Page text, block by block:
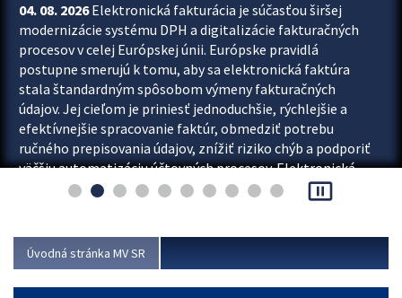
04. 08. 2026Elektronická fakturácia je súčasťou širšej
modernizácie systému DPH a digitalizácie fakturačných
procesov v celej Európskej únii. Európske pravidlá
postupne smerujú k tomu, aby sa elektronická faktúra
stala štandardným spôsobom výmeny fakturačných
údajov. Jej cieľom je priniesť jednoduchšie, rýchlejšie a
efektívnejšie spracovanie faktúr, obmedziť potrebu
ručného prepisovania údajov, znížiť riziko chýb a podporiť
väčšiu automatizáciu účtovných procesov. Elektronická
fakturácia preto nepredstavuje...
pause_presentation
Úvodná stránka MV SR